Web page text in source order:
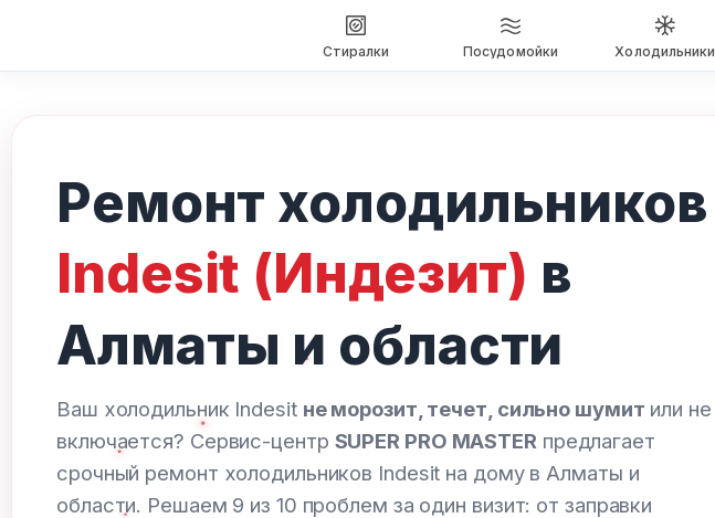
Ремонт холодильников
Indesit (Индезит) в
Алматы и области
Ваш холодильник Indesit не морозит, течет, сильно шумит или не
включается? Сервис-центр SUPER PRO MASTER предлагает
срочный ремонт холодильников Indesit на дому в Алматы и
области. Решаем 9 из 10 проблем за один визит: от заправки
Стиралки Посудомойки Холодильники